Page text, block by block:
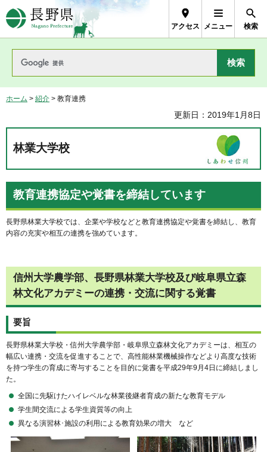
長野県Nagano Prefecture
アクセス メニュー 検索
ホーム > 紹介 > 教育連携
更新日：2019年1月8日
林業大学校
教育連携協定や覚書を締結しています
長野県林業大学校では、企業や学校などと教育連携協定や覚書を締結し、教育
内容の充実や相互の連携を強めています。
信州大学農学部、長野県林業大学校及び岐阜県立森
林文化アカデミーの連携・交流に関する覚書
要旨
長野県林業大学校・信州大学農学部・岐阜県立森林文化アカデミーは、相互の
幅広い連携・交流を促進することで、高性能林業機械操作などより高度な技術
を持つ学生の育成に寄与することを目的に覚書を平成29年9月4日に締結しまし
た。
全国に先駆けたハイレベルな林業後継者育成の新たな教育モデル
学生間交流による学生資質等の向上
異なる演習林･施設の利用による教育効果の増大 など